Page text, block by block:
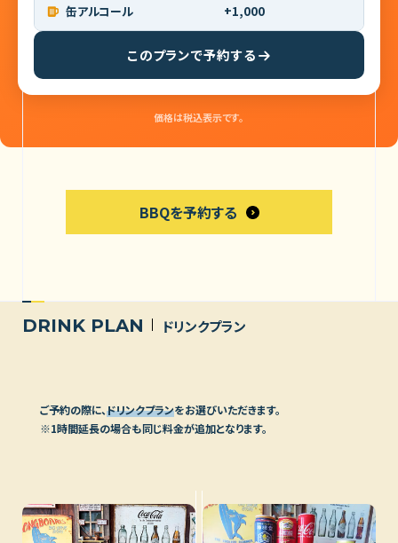
ランプ or 肩ロース 200g
缶アルコール +1,000
このプランで予約する
価格は税込表示です。
BBQを予約する
DRINK PLAN ドリンクプラン
ご予約の際に、ドリンクプランをお選びいただきます。
※1時間延長の場合も同じ料金が追加となります。